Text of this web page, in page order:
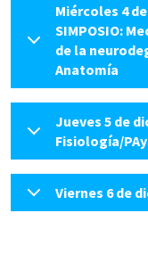
Miércoles 4
SIMPOSIO:
de la
Anatomía
Jueves 5 de
Fisiología/
Viernes 6 de